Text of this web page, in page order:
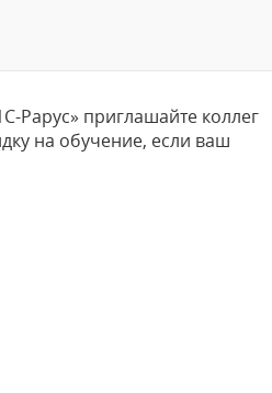
Рарус» приглашайте коллег
на обучение, если ваш